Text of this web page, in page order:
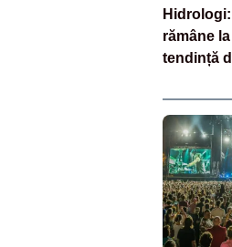
rămâne
tendință